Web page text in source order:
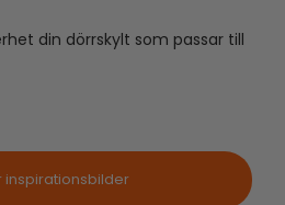
din dörrskylt som passar till
inspirationsbilder